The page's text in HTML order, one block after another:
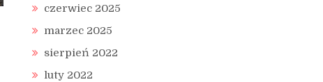
czerwiec 2025
marzec 2025
sierpień 2022
luty 2022